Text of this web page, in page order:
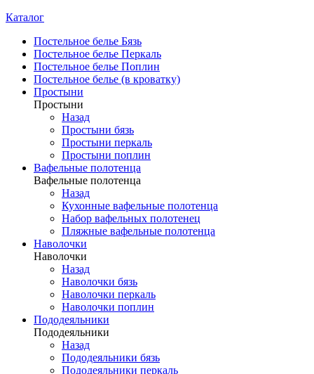
Каталог
Постельное белье Бязь
Постельное белье Перкаль
Постельное белье Поплин
Постельное белье (в кроватку)
Простыни
Простыни
Назад
Простыни бязь
Простыни перкаль
Простыни поплин
Вафельные полотенца
Вафельные полотенца
Назад
Кухонные вафельные полотенца
Набор вафельных полотенец
Пляжные вафельные полотенца
Наволочки
Наволочки
Назад
Наволочки бязь
Наволочки перкаль
Наволочки поплин
Пододеяльники
Пододеяльники
Назад
Пододеяльники бязь
Пододеяльники перкаль